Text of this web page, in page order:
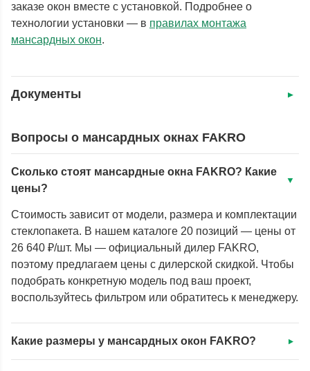
заказе окон вместе с установкой. Подробнее о
технологии установки — в правилах монтажа
мансардных окон.
Документы
Вопросы о мансардных окнах FAKRO
Сколько стоят мансардные окна FAKRO? Какие
цены?
Стоимость зависит от модели, размера и комплектации
стеклопакета. В нашем каталоге 20 позиций — цены от
26 640 ₽/шт. Мы — официальный дилер FAKRO,
поэтому предлагаем цены с дилерской скидкой. Чтобы
подобрать конкретную модель под ваш проект,
воспользуйтесь фильтром или обратитесь к менеджеру.
Какие размеры у мансардных окон FAKRO?